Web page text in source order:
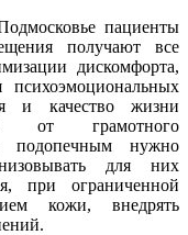
пациенты
получают все
дискомфорта,
и качество жизни
от грамотного
подопечным нужно
для них
при ограниченной
кожи, внедрять